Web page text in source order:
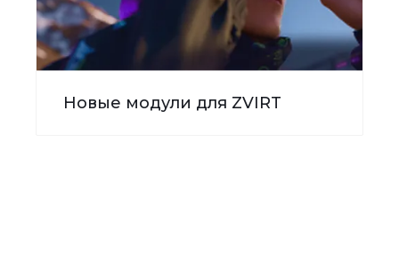
Новые модули для ZVIRT